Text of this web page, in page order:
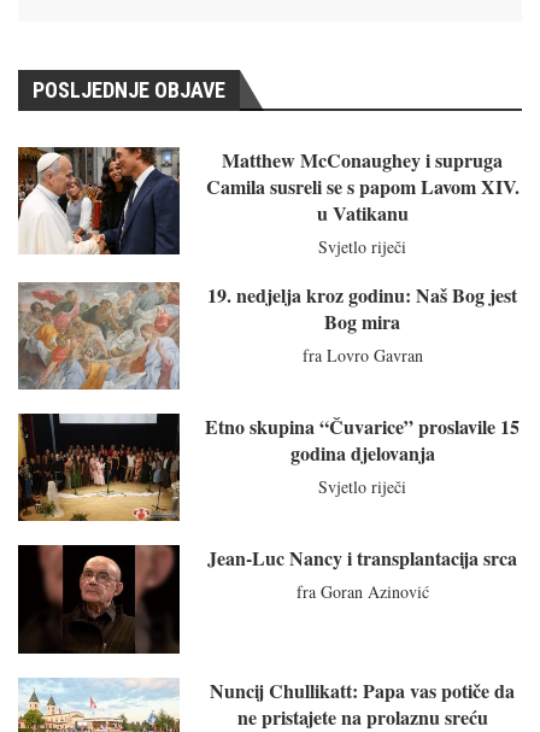
POSLJEDNJE OBJAVE
Matthew McConaughey i supruga
Camila susreli se s papom Lavom XIV.
u Vatikanu
Svjetlo riječi
19. nedjelja kroz godinu: Naš Bog jest
Bog mira
fra Lovro Gavran
Etno skupina “Čuvarice” proslavile 15
godina djelovanja
Svjetlo riječi
Jean-Luc Nancy i transplantacija srca
fra Goran Azinović
Nuncij Chullikatt: Papa vas potiče da
ne pristajete na prolaznu sreću